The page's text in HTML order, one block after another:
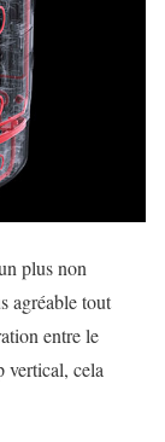
plus non
agréable tout
entre le
vertical, cela